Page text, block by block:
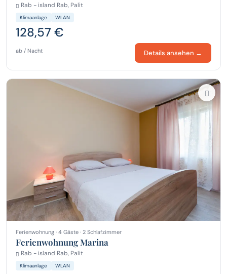
Rab - island Rab, Palit
Klimaanlage WLAN
128,57 €
ab / Nacht Details ansehen →
Ferienwohnung · 4 Gäste · 2 Schlafzimmer
Ferienwohnung Marina
Rab - island Rab, Palit
Klimaanlage WLAN